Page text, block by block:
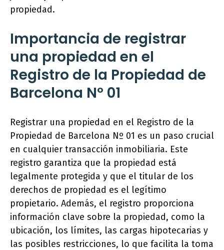
propiedad.
Importancia de registrar
una propiedad en el
Registro de la Propiedad de
Barcelona Nº 01
Registrar una propiedad en el Registro de la
Propiedad de Barcelona Nº 01 es un paso crucial
en cualquier transacción inmobiliaria. Este
registro garantiza que la propiedad está
legalmente protegida y que el titular de los
derechos de propiedad es el legítimo
propietario. Además, el registro proporciona
información clave sobre la propiedad, como la
ubicación, los límites, las cargas hipotecarias y
las posibles restricciones, lo que facilita la toma